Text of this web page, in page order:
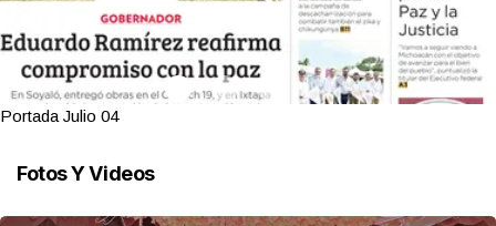
Portada Julio 04
Fotos Y Videos